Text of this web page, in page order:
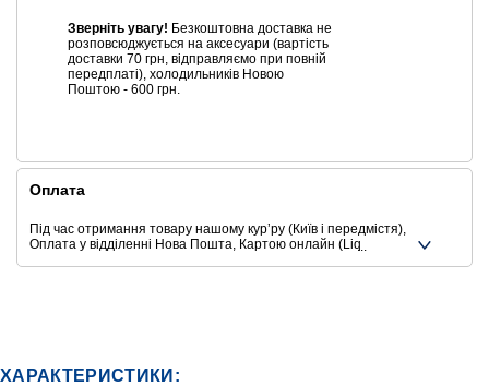
Зверніть увагу! Безкоштовна доставка не
розповсюджується на аксесуари (вартість
доставки 70 грн, відправляємо при повній
передплаті), холодильників Новою
Поштою - 600 грн.
Оплата
Під час отримання товару нашому курʼру (Київ і передмістя),
Оплата у відділенні Нова Пошта, Картою онлайн (Liqpay,
ХАРАКТЕРИСТИКИ: